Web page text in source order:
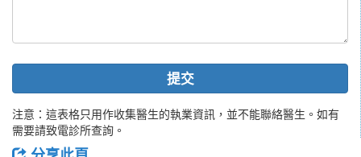
提交
注意：這表格只用作收集醫生的執業資訊，並不能聯絡醫生。如有
需要請致電診所查詢。